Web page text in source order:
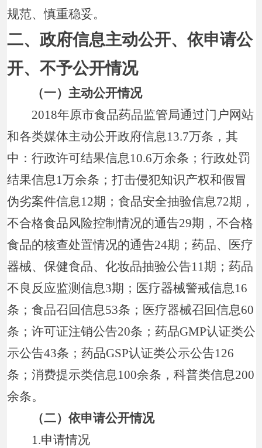
规范、慎重稳妥。
二、政府信息主动公开、依申请公
开、不予公开情况
（一）主动公开情况
2018年原市食品药品监管局通过门户网站
和各类媒体主动公开政府信息13.7万条，其
中：行政许可结果信息10.6万余条；行政处罚
结果信息1万余条；打击侵犯知识产权和假冒
伪劣案件信息12期；食品安全抽验信息72期，
不合格食品风险控制情况的通告29期，不合格
食品的核查处置情况的通告24期；药品、医疗
器械、保健食品、化妆品抽验公告11期；药品
不良反应监测信息3期；医疗器械警戒信息16
条；食品召回信息53条；医疗器械召回信息60
条；许可证注销公告20条；药品GMP认证类公
示公告43条；药品GSP认证类公示公告126
条；消费提示类信息100余条，科普类信息200
余条。
（二）依申请公开情况
1.申请情况